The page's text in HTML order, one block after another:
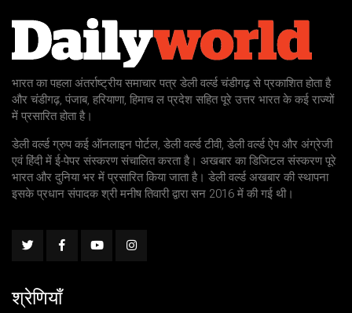
भारत का पहला अंतर्राष्ट्रीय समाचार पत्र डेली वर्ल्ड चंडीगढ़ से प्रकाशित होता है
और चंडीगढ़, पंजाब, हरियाणा, हिमाच ल प्रदेश सहित पूरे उत्तर भारत के कई राज्यों
में प्रसारित होता है।
डेली वर्ल्ड ग्रुप कई ऑनलाइन पोर्टल, डेली वर्ल्ड टीवी, डेली वर्ल्ड ऐप और अंग्रेजी
एवं हिंदी में ई-पेपर संस्करण संचालित करता है। अखबार का डिजिटल संस्करण पूरे
भारत और दुनिया भर में प्रसारित किया जाता है। डेली वर्ल्ड अखबार की स्थापना
इसके प्रधान संपादक श्री मनीष तिवारी द्वारा सन 2016 में की गई थी।
श्रेणियाँ